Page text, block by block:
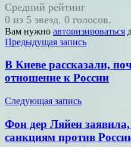
Средний рейтинг
0 из 5 звезд. 0 голосов.
Вам нужно авторизироваться
Навигация
по
записям
Предыдущая запись
В Киеве рассказали,
отношение к России
Следующая запись
Фон дер Ляйен
санкциям против